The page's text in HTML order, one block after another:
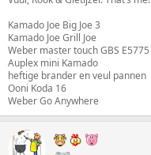
Kamado Joe Big Joe 3
Kamado Joe Grill Joe
Weber master touch GBS E5775
Auplex mini Kamado
heftige brander en veul pannen
Ooni Koda 16
Weber Go Anywhere